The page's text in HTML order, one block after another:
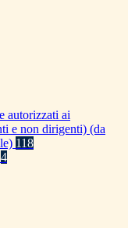
autorizzati ai
e non dirigenti) (da
118
4